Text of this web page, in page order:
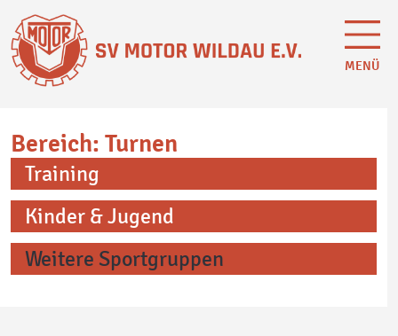
MENÜ
Bowling Freizeitfußball
Bereich: Turnen
Training
Kinder & Jugend
Weitere Sportgruppen